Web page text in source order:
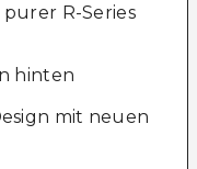
R-Series
hinten
mit neuen